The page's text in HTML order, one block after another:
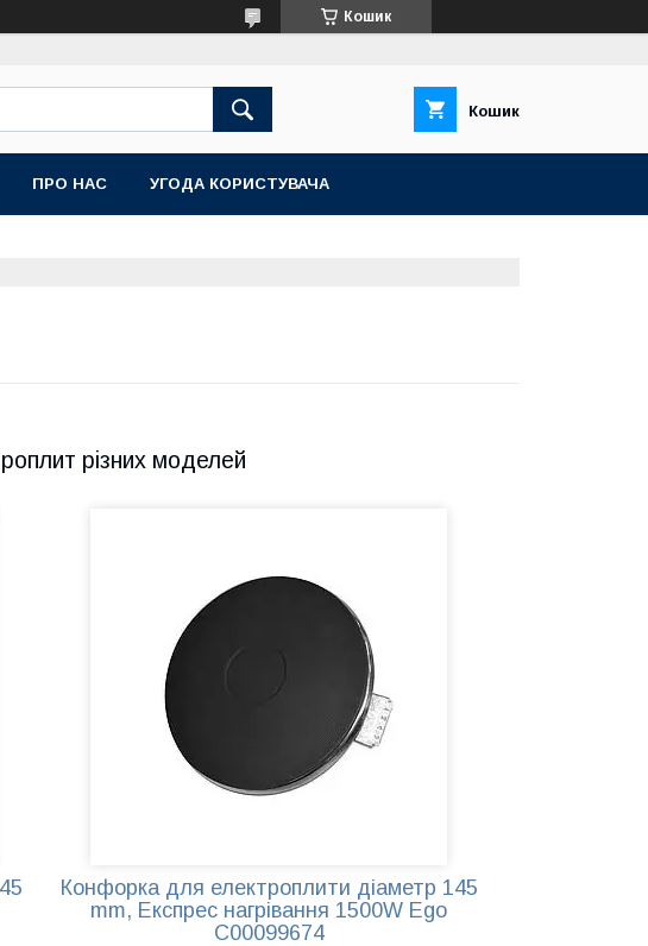
Кошик
Кошик
ПРО НАС УГОДА КОРИСТУВАЧА
різних моделей
Конфорка для електроплити діаметр 145
mm, Експрес нагрівання 1500W Ego
C00099674
Досить популярна модель для
склокерамічних електроплит. Зроблена з
особливо сплаву, допомагає економити